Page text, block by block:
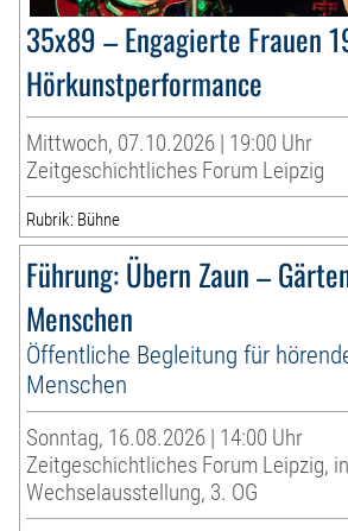
35x89 – Engagierte Frauen
Hörkunstperformance
Mittwoch, 07.10.2026 | 19:00 Uhr
Zeitgeschichtliches Forum Leipzig
Rubrik: Bühne
Führung: Übern Zaun –
Menschen
Öffentliche Begleitung für
Menschen
Sonntag, 16.08.2026 | 14:00 Uhr
Zeitgeschichtliches Forum Leipzig,
Wechselausstellung, 3. OG